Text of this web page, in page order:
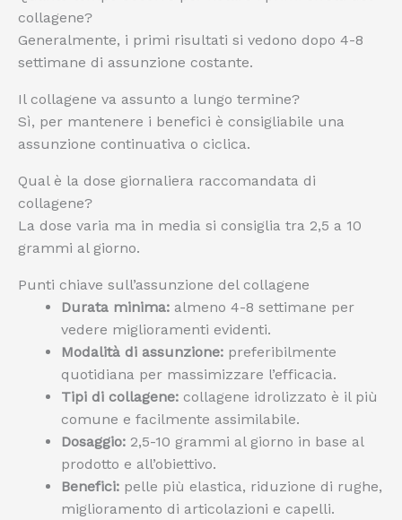
collagene?
Generalmente, i primi risultati si vedono dopo 4-8
settimane di assunzione costante.
Il collagene va assunto a lungo termine?
Sì, per mantenere i benefici è consigliabile una
assunzione continuativa o ciclica.
Qual è la dose giornaliera raccomandata di
collagene?
La dose varia ma in media si consiglia tra 2,5 a 10
grammi al giorno.
Punti chiave sull’assunzione del collagene
Durata minima: almeno 4-8 settimane per
vedere miglioramenti evidenti.
Modalità di assunzione: preferibilmente
quotidiana per massimizzare l’efficacia.
Tipi di collagene: collagene idrolizzato è il più
comune e facilmente assimilabile.
Dosaggio: 2,5-10 grammi al giorno in base al
prodotto e all’obiettivo.
Benefici: pelle più elastica, riduzione di rughe,
miglioramento di articolazioni e capelli.